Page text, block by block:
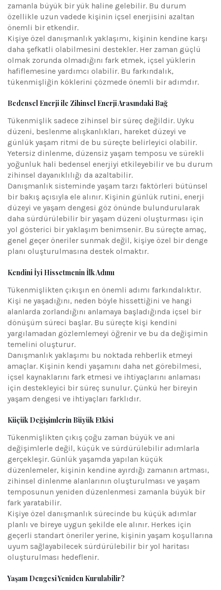
zamanla büyük bir yük haline gelebilir. Bu durum
özellikle uzun vadede kişinin içsel enerjisini azaltan
önemli bir etkendir.
Kişiye özel danışmanlık yaklaşımı, kişinin kendine karşı
daha şefkatli olabilmesini destekler. Her zaman güçlü
olmak zorunda olmadığını fark etmek, içsel yüklerin
hafiflemesine yardımcı olabilir. Bu farkındalık,
tükenmişliğin köklerini çözmede önemli bir adımdır.
Bedensel Enerji ile Zihinsel Enerji Arasındaki Bağ
Tükenmişlik sadece zihinsel bir süreç değildir. Uyku
düzeni, beslenme alışkanlıkları, hareket düzeyi ve
günlük yaşam ritmi de bu süreçte belirleyici olabilir.
Yetersiz dinlenme, düzensiz yaşam temposu ve sürekli
yoğunluk hali bedensel enerjiyi etkileyebilir ve bu durum
zihinsel dayanıklılığı da azaltabilir.
Danışmanlık sisteminde yaşam tarzı faktörleri bütünsel
bir bakış açısıyla ele alınır. Kişinin günlük rutini, enerji
düzeyi ve yaşam dengesi göz önünde bulundurularak
daha sürdürülebilir bir yaşam düzeni oluşturması için
yol gösterici bir yaklaşım benimsenir. Bu süreçte amaç,
genel geçer öneriler sunmak değil, kişiye özel bir denge
planı oluşturulmasına destek olmaktır.
Kendini İyi Hissetmenin İlk Adımı
Tükenmişlikten çıkışın en önemli adımı farkındalıktır.
Kişi ne yaşadığını, neden böyle hissettiğini ve hangi
alanlarda zorlandığını anlamaya başladığında içsel bir
dönüşüm süreci başlar. Bu süreçte kişi kendini
yargılamadan gözlemlemeyi öğrenir ve bu da değişimin
temelini oluşturur.
Danışmanlık yaklaşımı bu noktada rehberlik etmeyi
amaçlar. Kişinin kendi yaşamını daha net görebilmesi,
içsel kaynaklarını fark etmesi ve ihtiyaçlarını anlaması
için destekleyici bir süreç sunulur. Çünkü her bireyin
yaşam dengesi ve ihtiyaçları farklıdır.
Küçük Değişimlerin Büyük Etkisi
Tükenmişlikten çıkış çoğu zaman büyük ve ani
değişimlerle değil, küçük ve sürdürülebilir adımlarla
gerçekleşir. Günlük yaşamda yapılan küçük
düzenlemeler, kişinin kendine ayırdığı zamanın artması,
zihinsel dinlenme alanlarının oluşturulması ve yaşam
temposunun yeniden düzenlenmesi zamanla büyük bir
fark yaratabilir.
Kişiye özel danışmanlık sürecinde bu küçük adımlar
planlı ve bireye uygun şekilde ele alınır. Herkes için
geçerli standart öneriler yerine, kişinin yaşam koşullarına
uyum sağlayabilecek sürdürülebilir bir yol haritası
oluşturulması hedeflenir.
Yaşam Dengesi Yeniden Kurulabilir?